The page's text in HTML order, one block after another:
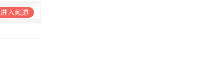
进入频道